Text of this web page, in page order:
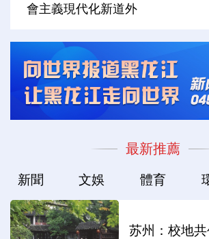
會主義現代化新道外
最新推薦
新聞 文娛 體育
苏州：校地共